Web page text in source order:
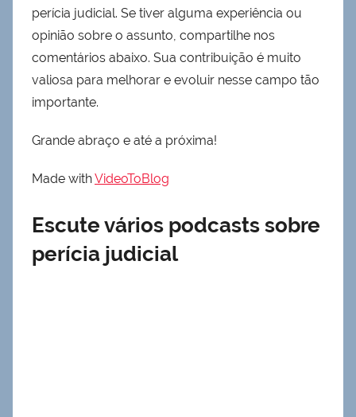
perícia judicial. Se tiver alguma experiência ou
opinião sobre o assunto, compartilhe nos
comentários abaixo. Sua contribuição é muito
valiosa para melhorar e evoluir nesse campo tão
importante.
Grande abraço e até a próxima!
Made withVideoToBlog
Escute vários podcasts sobre
perícia judicial